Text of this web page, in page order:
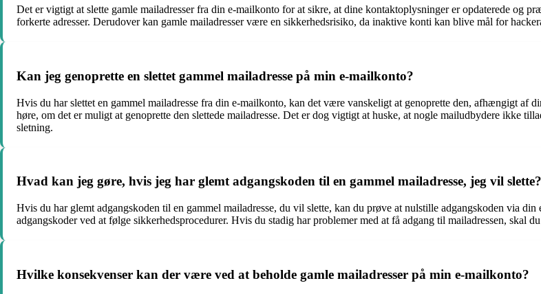
Det er vigtigt at slette gamle mailadresser fra din e-mailkonto for at sikre, at dine kontaktoplysninger er opdaterede og
forkerte adresser. Derudover kan gamle mailadresser være en sikkerhedsrisiko, da inaktive konti kan blive mål for
Kan jeg genoprette en slettet gammel mailadresse på min e-mailkonto?
Hvis du har slettet en gammel mailadresse fra din e-mailkonto, kan det være vanskeligt at genoprette den, afhængigt af
høre, om det er muligt at genoprette den slettede mailadresse. Det er dog vigtigt at huske, at nogle mailudbydere ikke
sletning.
Hvad kan jeg gøre, hvis jeg har glemt adgangskoden til en gammel mailadresse, jeg vil slette?
Hvis du har glemt adgangskoden til en gammel mailadresse, du vil slette, kan du prøve at nulstille adgangskoden via
adgangskoder ved at følge sikkerhedsprocedurer. Hvis du stadig har problemer med at få adgang til mailadressen, skal
Hvilke konsekvenser kan der være ved at beholde gamle mailadresser på min e-mailkonto?